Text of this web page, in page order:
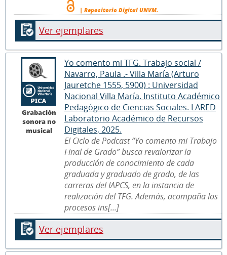
| Repositorio Digital UNVM.
Ver ejemplares
Grabación
sonora no
musical
Yo comento mi TFG. Trabajo social /
Navarro, Paula .- Villa María (Arturo
Jauretche 1555, 5900) : Universidad
Nacional Villa María. Instituto Académico
Pedagógico de Ciencias Sociales. LARED
Laboratorio Académico de Recursos
Digitales, 2025.
El Ciclo de Podcast “Yo comento mi Trabajo
Final de Grado” busca revalorizar la
producción de conocimiento de cada
graduada y graduado de grado, de las
carreras del IAPCS, en la instancia de
realización del TFG. Además, acompaña los
procesos ins[...]
Ver ejemplares